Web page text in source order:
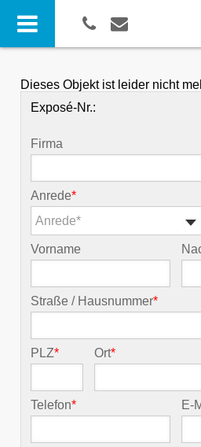
Dieses Objekt ist leider nicht
Exposé-Nr.:
Firma
Anrede*
Anrede*
Vorname
Straße / Hausnummer*
PLZ* Ort*
Telefon* E-